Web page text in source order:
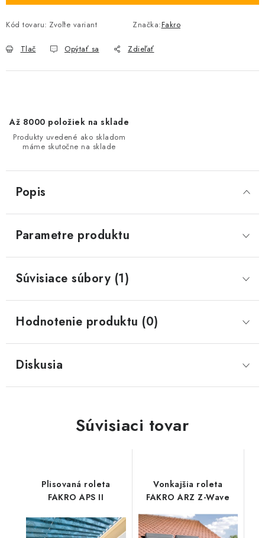
Kód tovaru: Zvoľte variant Značka:Fakro
Tlač Opýtať sa Zdieľať
Až 8000 položiek na sklade
Produkty uvedené ako skladom
máme skutočne na sklade
Popis
Parametre produktu
Súvisiace súbory (1)
Hodnotenie produktu (0)
Diskusia
Súvisiaci tovar
Plisovaná roleta
FAKRO APS II
Vonkajšia roleta
FAKRO ARZ Z-Wave